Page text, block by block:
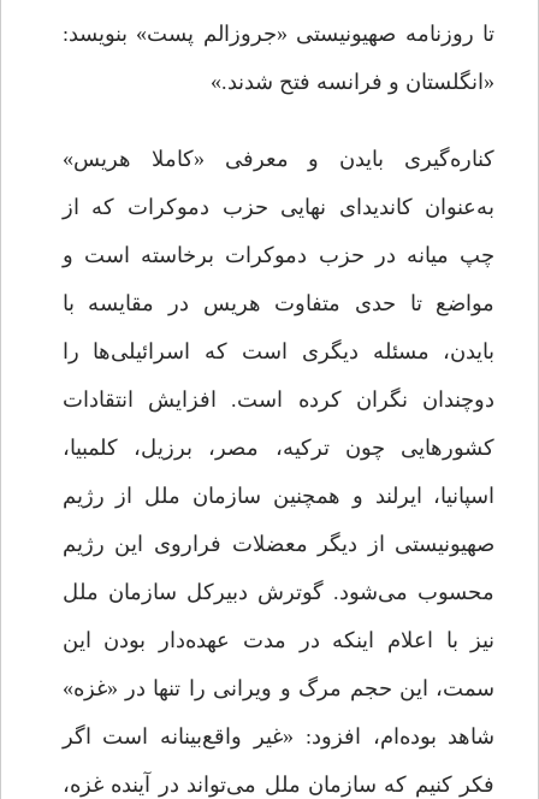
تا روزنامه صهیونیستی «جروزالم پست» بنویسد:
«انگلستان و فرانسه فتح شدند.»
کناره‌گیری بایدن و معرفی «کاملا هریس»
به‌عنوان کاندیدای نهایی حزب دموکرات که از
چپ میانه در حزب دموکرات برخاسته است و
مواضع تا حدی متفاوت هریس در مقایسه با
بایدن، مسئله دیگری است که اسرائیلی‌ها را
دوچندان نگران کرده است. افزایش انتقادات
کشورهایی چون ترکیه، مصر، برزیل، کلمبیا،
اسپانیا، ایرلند و همچنین سازمان ملل از رژیم
صهیونیستی از دیگر معضلات فراروی این رژیم
محسوب می‌شود. گوترش دبیرکل سازمان ملل
نیز با اعلام اینکه در مدت عهده‌دار بودن این
سمت، این حجم مرگ و ویرانی را تنها در «غزه»
شاهد بوده‌ام، افزود: «غیر واقع‌بینانه است اگر
فکر کنیم که سازمان ملل می‌تواند در آینده غزه،